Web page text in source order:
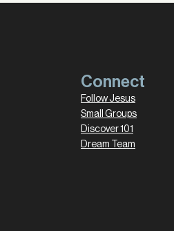
Connect
Follow Jesus
Small Groups
Discover 101
Dream Team